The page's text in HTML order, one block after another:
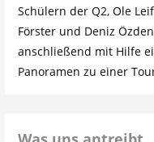
Schülern der Q2, Ole
Förster und Deniz
anschließend mit Hilfe
Panoramen zu einer